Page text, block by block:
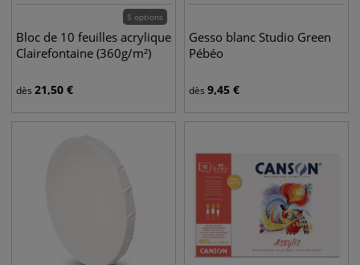
5 options
Bloc de 10 feuilles acrylique
Clairefontaine (360g/m²)
dès 21,50 €
Gesso blanc Studio Green
Pébéo
dès 9,45 €